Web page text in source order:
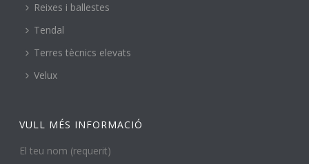
Reixes i ballestes
Tendal
Terres tècnics elevats
Velux
VULL MÉS INFORMACIÓ
El teu nom (requerit)